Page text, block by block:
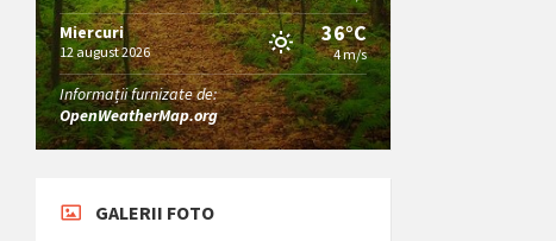
Miercuri
12 august 2026
36°C
4 m/s
Informații furnizate de:
OpenWeatherMap.org
GALERII FOTO